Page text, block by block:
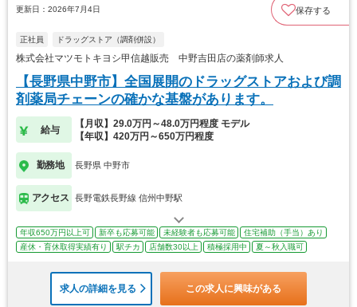
更新日：2026年7月4日 保存する
正社員 ドラッグストア（調剤併設）
株式会社マツモトキヨシ甲信越販売 中野吉田店の薬剤師求人
【長野県中野市】全国展開のドラッグストアおよび調
剤薬局チェーンの確かな基盤があります。
給与
【月収】29.0万円～48.0万円程度 モデル
【年収】420万円～650万円程度
勤務地 長野県 中野市
アクセス 長野電鉄長野線 信州中野駅
年収650万円以上可 新卒も応募可能 未経験者も応募可能
住宅補助（手当）あり
産休・育休取得実績有り
駅チカ 店舗数30以上 積極採用中 夏～秋入職可
求人の詳細を見る この求人に興味がある